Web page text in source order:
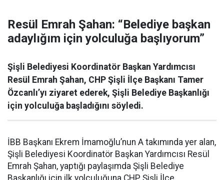
Resül Emrah Şahan: “Belediye başkan
adaylığım için yolculuğa başlıyorum”
Şişli Belediyesi Koordinatör Başkan Yardımcısı
Resül Emrah Şahan, CHP Şişli İlçe Başkanı Tamer
Özcanlı’yı ziyaret ederek, Şişli Belediye Başkanlığı
için yolculuğa başladığını söyledi.
İBB Başkanı Ekrem İmamoğlu’nun A takımında yer alan,
Şişli Belediyesi Koordinatör Başkan Yardımcısı Resül
Emrah Şahan, yaptığı paylaşımda Şişli Belediye
Başkanlığı için ilk yolculuğuna CHP Şişli İlçe